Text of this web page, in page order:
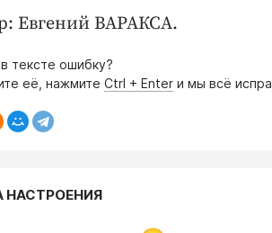
Евгений ВАРАКСА.
тексте ошибку?
её, нажмите Ctrl + Enter и мы всё
НАСТРОЕНИЯ